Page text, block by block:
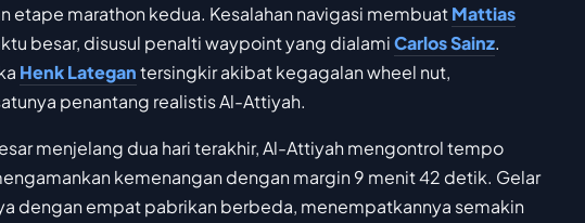
etape marathon kedua. Kesalahan navigasi membuatMattias
besar, disusul penalti waypoint yang dialamiCarlos Sainz.
Henk Lategantersingkir akibat kegagalan wheel nut,
penantang realistis Al-Attiyah.
menjelang dua hari terakhir, Al-Attiyah mengontrol tempo
kemenangan dengan margin 9 menit 42 detik. Gelar
dengan empat pabrikan berbeda, menempatkannya semakin